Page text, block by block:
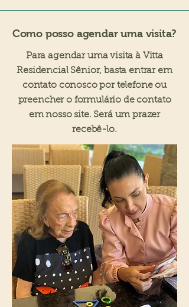
Como posso agendar uma visita?
Para agendar uma visita à Vitta
Residencial Sênior, basta entrar em
contato conosco por telefone ou
preencher o formulário de contato
em nosso site. Será um prazer
recebê-lo.